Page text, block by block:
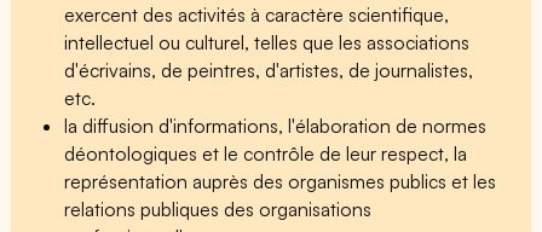
exercent des activités à caractère scientifique,
intellectuel ou culturel, telles que les associations
d'écrivains, de peintres, d'artistes, de journalistes,
etc.
la diffusion d'informations, l'élaboration de normes
déontologiques et le contrôle de leur respect, la
représentation auprès des organismes publics et les
relations publiques des organisations